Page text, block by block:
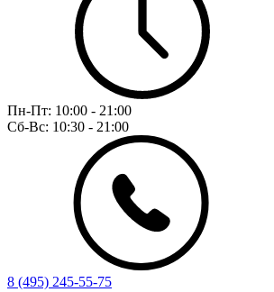
Пн-Пт: 10:00 - 21:00
Сб-Вс: 10:30 - 21:00
8 (495) 245-55-75